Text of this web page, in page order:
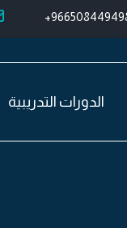
الدورات التدريبية